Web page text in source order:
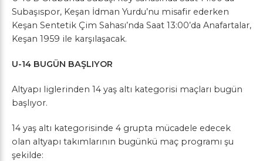
Subaşıspor, Keşan İdman Yurdu’nu misafir ederken
Keşan Sentetik Çim Sahası’nda Saat 13:00’da Anafartalar,
Keşan 1959 ile karşılaşacak.
U-14 BUGÜN BAŞLIYOR
Altyapı liglerinden 14 yaş altı kategorisi maçları bugün
başlıyor.
14 yaş altı kategorisinde 4 grupta mücadele edecek
olan altyapı takımlarının bugünkü maç programı şu
şekilde: